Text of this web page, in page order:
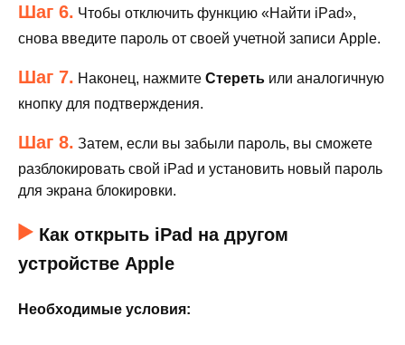
Шаг 6. Чтобы отключить функцию «Найти iPad»,
снова введите пароль от своей учетной записи Apple.
Шаг 7. Наконец, нажмите Стереть или аналогичную
кнопку для подтверждения.
Шаг 8. Затем, если вы забыли пароль, вы сможете
разблокировать свой iPad и установить новый пароль
для экрана блокировки.
Как открыть iPad на другом
устройстве Apple
Необходимые условия: